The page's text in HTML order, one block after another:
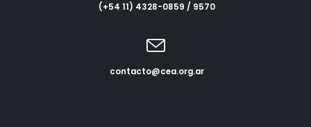
(+54 11) 4328-0859 / 9570
contacto@cea.org.ar